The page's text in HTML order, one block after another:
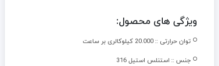
ویژگی های محصول:
توان حرارتی :: 20.000 کیلوکالری بر ساعت
جنس :: استنلس استیل 316